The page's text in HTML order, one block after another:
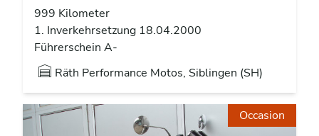
999 Kilometer
1. Inverkehrsetzung 18.04.2000
Führerschein A-
Räth Performance Motos, Siblingen (SH)
Occasion